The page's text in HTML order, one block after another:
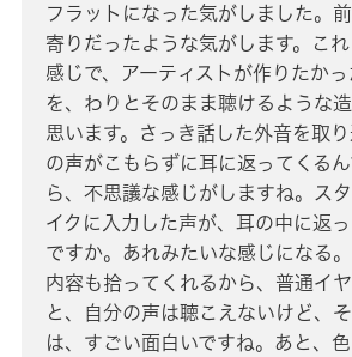
フラットになった気がしました。
寄りだったような気がします。こ
感じで、アーティストが作りたか
を、わりとそのまま聴けるような
思います。さっき話した外音を取
の声がこもらずに耳に返ってくる
ら、不思議な感じがしますね。ス
イクに入力した声が、耳の中に返
ですか。あれみたいな感じになる
内容も拾ってくれるから、普通イ
と、自分の声は聴こえないけど、
は、すごい面白いですね。あと、